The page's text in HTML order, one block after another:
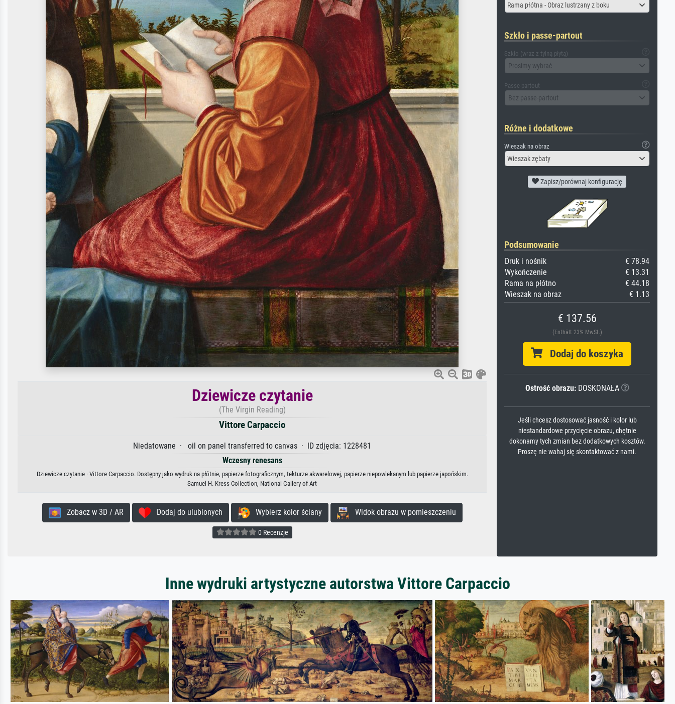
Dziewicze czytanie
(The Virgin Reading)
Vittore Carpaccio
Niedatowane · oil on panel transferred to canvas · ID zdjęcia: 1228481
Wczesny renesans
Dziewicze czytanie · Vittore Carpaccio. Dostępny jako wydruk na płótnie, papierze fotograficznym, tekturze akwarelowej, papierze niepowlekanym lub papierze japońskim.
Samuel H. Kress Collection, National Gallery of Art
Zobacz w 3D / AR Dodaj do ulubionych Wybierz kolor ściany Widok obrazu w pomieszczeniu
0 Recenzje
Rama płótna - Obraz lustrzany z boku
Szkło i passe-partout
Szkło (wraz z tylną płytą)
Prosimy wybrać
Passe-partout
Bez passe-partout
Różne i dodatkowe
Wieszak na obraz
Wieszak zębaty
Zapisz/porównaj konfigurację
Podsumowanie
Druk i nośnik
€ 78.94
Wykończenie
€ 13.31
Rama na płótno
€ 44.18
Wieszak na obraz
€ 1.13
€ 137.56
(Enthält 23% MwSt.)
Dodaj do koszyka
Ostrość obrazu:DOSKONAŁA
Jeśli chcesz dostosować jasność i kolor lub
niestandardowe przycięcie obrazu, chętnie
dokonamy tych zmian bez dodatkowych kosztów.
Proszę nie wahaj się skontaktować z nami.
Inne wydruki artystyczne autorstwa Vittore Carpaccio